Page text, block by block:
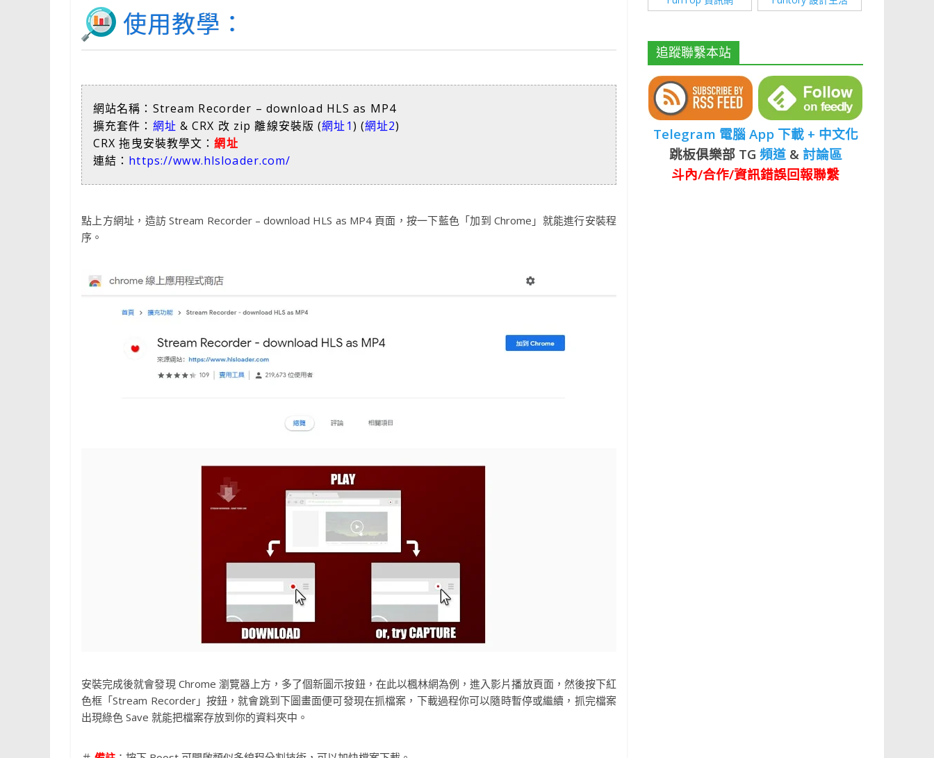
使用教學：
網站名稱：Stream Recorder – download HLS as MP4
擴充套件： 網址 & CRX 改 zip 離線安裝版 (網址1) (網址2)
CRX 拖曳安裝教學文：網址
連結： https://www.hlsloader.com/
點上方網址，造訪 Stream Recorder – download HLS as MP4 頁面，按一下藍色「加到 Chrome」就能進行安裝程
序。
安裝完成後就會發現 Chrome 瀏覽器上方，多了個新圖示按鈕，在此以楓林網為例，進入影片播放頁面，然後按下紅
色框「Stream Recorder」按鈕，就會跳到下圖畫面便可發現在抓檔案，下載過程你可以隨時暫停或繼續，抓完檔案
出現綠色 Save 就能把檔案存放到你的資料夾中。
追蹤聯繫本站
Telegram 電腦 App 下載 + 中文化
跳板俱樂部 TG 頻道& 討論區
斗內/合作/資訊錯誤回報聯繫